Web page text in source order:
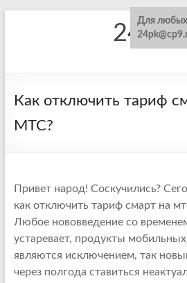
Как отключить тариф
МТС?
Привет народ! Соскучились?
как отключить тариф смарт на
Любое нововведение со
устаревает, продукты
являются исключением, так
через полгода ставиться
Для любых